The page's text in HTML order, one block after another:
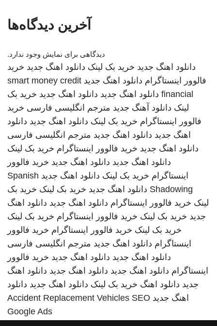
آخرین دیدگاه‌ها
دیدگاهی برای نمایش وجود ندارد.
دانلود اهنگ جدید خرید بک لینک دانلود اهنگ جدید خرید
فالوور اینستاگرام دانلود اهنگ جدید smart money credit
financial دانلود اهنگ جدید دانلود اهنگ جدید خرید بک
لینک دانلود آهنگ جدید مترجم انگلیسی فارسی خرید
فالوور اینستاگرام خرید بک لینک دانلود اهنگ جدید دانلود
اهنگ جدید دانلود اهنگ جدید مترجم انگلیسی فارسی
دانلود اهنگ جدید خرید فالوور اینستاگرام خرید بک لینک
دانلود اهنگ جدید دانلود اهنگ جدید خرید فالوور
اینستاگرام خرید بک لینک دانلود اهنگ جدید Spanish
Shadowing دانلود اهنگ جدید خرید بک لینک خرید بک
لینک خرید فالوور اینستاگرام دانلود اهنگ جدید دانلود اهنگ
جدید خرید بک لینک خرید فالوور اینستاگرام خرید بک لینک
خرید بک لینک خرید فالوور اینستاگرام خرید فالوور
اینستاگرام دانلود اهنگ جدید مترجم انگلیسی فارسی
دانلود اهنگ جدید دانلود اهنگ جدید خرید فالوور
اینستاگرام دانلود اهنگ جدید دانلود اهنگ جدید دانلود اهنگ
جدید دانلود اهنگ خرید بک لینک دانلود اهنگ جدید دانلود
اهنگ جدید
Accident Replacement Vehicles SEO
Google Ads